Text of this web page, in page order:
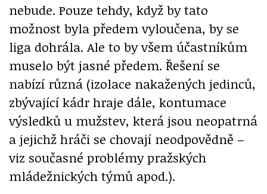
nebude. Pouze tehdy, když by tato
možnost byla předem vyloučena, by se
liga dohrála. Ale to by všem účastníkům
muselo být jasné předem. Řešení se
nabízí různá (izolace nakažených jedinců,
zbývající kádr hraje dále, kontumace
výsledků u mužstev, která jsou neopatrná
a jejichž hráči se chovají neodpovědně –
viz současné problémy pražských
mládežnických týmů apod.).